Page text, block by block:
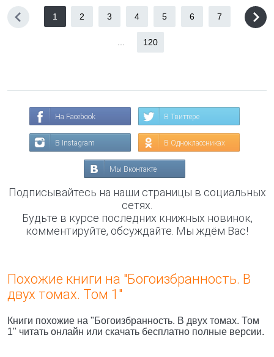
1 2 3 4 5 6 7
120
На Facebook В Твиттере
В Instagram В Одноклассниках
Мы Вконтакте
Подписывайтесь на наши страницы в социальных
сетях.
Будьте в курсе последних книжных новинок,
комментируйте, обсуждайте. Мы ждём Вас!
Похожие книги на "Богоизбранность. В
двух томах. Том 1"
Книги похожие на "Богоизбранность. В двух томах. Том
1" читать онлайн или скачать бесплатно полные версии.